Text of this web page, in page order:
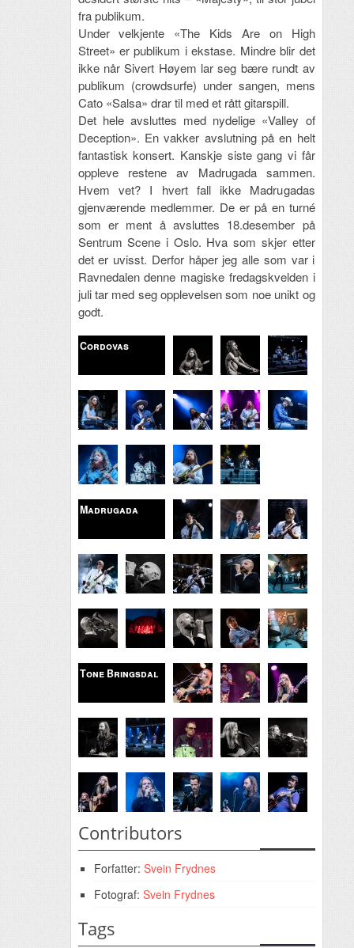
fra publikum.
Under velkjente «The Kids Are on High
Street» er publikum i ekstase. Mindre blir det
ikke når Sivert Høyem lar seg bære rundt av
publikum (crowdsurfe) under sangen, mens
Cato «Salsa» drar til med et rått gitarspill.
Det hele avsluttes med nydelige «Valley of
Deception». En vakker avslutning på en helt
fantastisk konsert. Kanskje siste gang vi får
oppleve restene av Madrugada sammen.
Hvem vet? I hvert fall ikke Madrugadas
gjenværende medlemmer. De er på en turné
som er ment å avsluttes 18.desember på
Sentrum Scene i Oslo. Hva som skjer etter
det er uvisst. Derfor håper jeg alle som var i
Ravnedalen denne magiske fredagskvelden i
juli tar med seg opplevelsen som noe unikt og
godt.
Cordovas
Madrugada
Tone Bringsdal
Contributors
Forfatter: Svein Frydnes
Fotograf: Svein Frydnes
Tags